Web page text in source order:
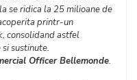
se ridica la 25 milioane de
printr-un
consolidand astfel
sustinute.
Officer Bellemonde.